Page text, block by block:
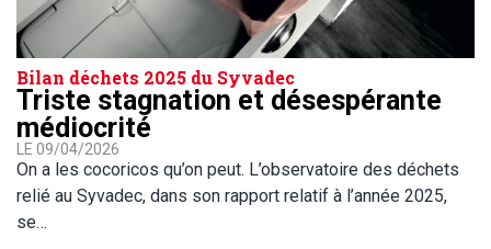
Bilan déchets 2025 du Syvadec
Triste stagnation et désespérante
médiocrité
LE 09/04/2026
On a les cocoricos qu’on peut. L’observatoire des déchets
relié au Syvadec, dans son rapport relatif à l’année 2025,
se…